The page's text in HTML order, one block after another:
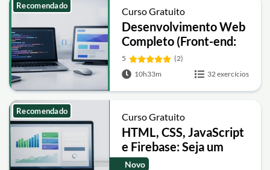
Curso Gratuito
Desenvolvimento Web
Completo (Front-end:
HTML, CSS, JavaScript)
5
(2)
10h33m
32 exercícios
Recomendado
Curso Gratuito
HTML, CSS, JavaScript
e Firebase: Seja um
FullStack developer
Novo
Recomendado